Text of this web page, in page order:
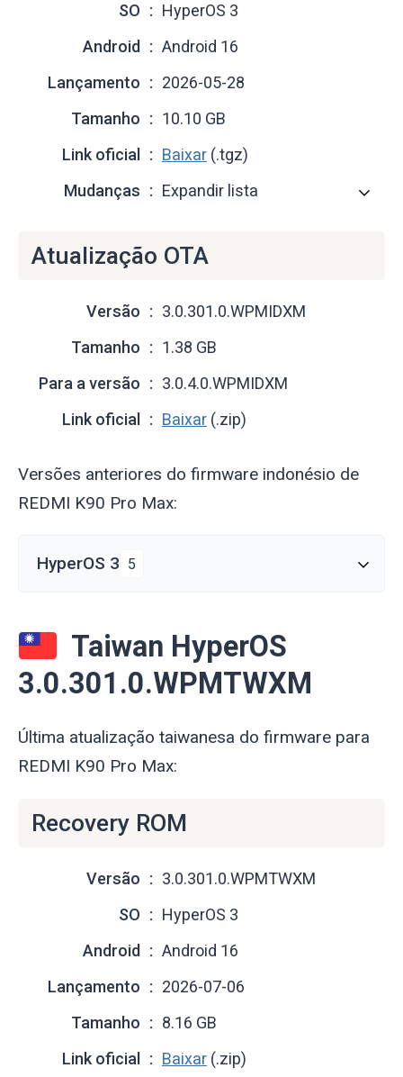
SO
HyperOS 3
Android
Android 16
Lançamento
2026-05-28
Tamanho
10.10 GB
Link oficial
Baixar (.tgz)
Mudanças
Expandir lista
Atualização OTA
Versão
3.0.301.0.WPMIDXM
Tamanho
1.38 GB
Para a versão
3.0.4.0.WPMIDXM
Link oficial
Baixar (.zip)
Versões anteriores do firmware indonésio de
REDMI K90 Pro Max:
HyperOS 3 5
Taiwan HyperOS
3.0.301.0.WPMTWXM
Última atualização taiwanesa do firmware para
REDMI K90 Pro Max:
Recovery ROM
Versão
3.0.301.0.WPMTWXM
SO
HyperOS 3
Android
Android 16
Lançamento
2026-07-06
Tamanho
8.16 GB
Link oficial
Baixar (.zip)